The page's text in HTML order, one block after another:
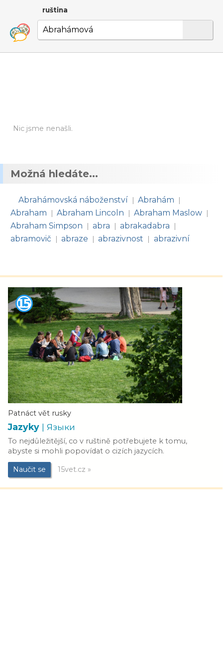
ruština
Nic jsme nenašli.
Možná hledáte...
Abrahámovská náboženství | Abrahám |
Abraham | Abraham Lincoln | Abraham Maslow |
Abraham Simpson | abra | abrakadabra |
abramovič | abraze | abrazivnost | abrazivní
Patnáct vět rusky
Jazyky | Языки
To nejdůležitější, co v ruštině potřebujete k tomu,
abyste si mohli popovídat o cizích jazycích.
Naučit se 15vet.cz »